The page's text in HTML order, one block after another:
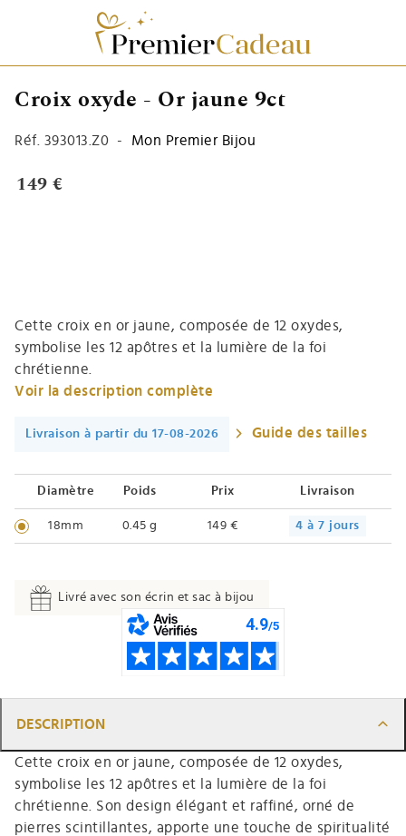
Croix oxyde - Or jaune 9ct
Réf. 393013.Z0 - Mon Premier Bijou
149 €
Cette croix en or jaune, composée de 12 oxydes,
symbolise les 12 apôtres et la lumière de la foi
chrétienne.
Voir la description complète
Livraison à partir du 17-08-2026 Guide des tailles
Diamètre Poids Prix Livraison
18mm 0.45 g 149 € 4 à 7 jours
Livré avec son écrin et sac à bijou
DESCRIPTION
Cette croix en or jaune, composée de 12 oxydes,
symbolise les 12 apôtres et la lumière de la foi
chrétienne. Son design élégant et raffiné, orné de
pierres scintillantes, apporte une touche de spiritualité